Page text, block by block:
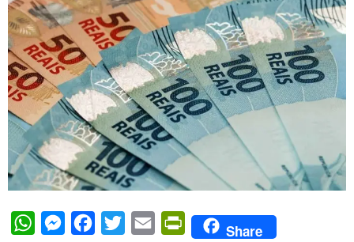
WhatsAppMessengerFacebook
Twitter Email PrintFriendly
Share